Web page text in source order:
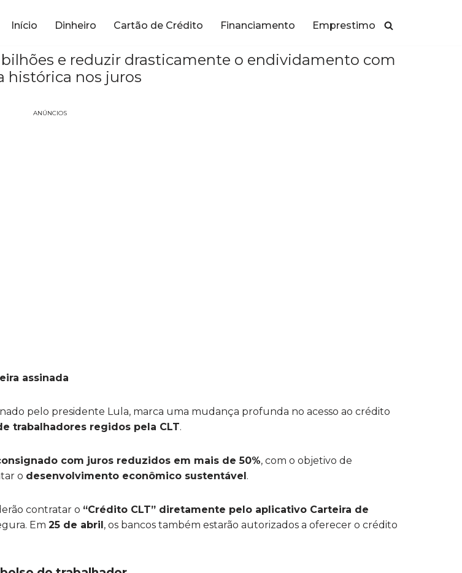
Início Dinheiro Cartão de Crédito Financiamento Emprestimo
e reduzir drasticamente o endividamento com
histórica nos juros
ANÚNCIOS
assinada
pelo presidente Lula, marca uma mudança profunda no acesso ao crédito
trabalhadores regidos pela CLT.
com juros reduzidos em mais de 50%, com o objetivo de
o desenvolvimento econômico sustentável.
contratar o “Crédito CLT” diretamente pelo aplicativo Carteira de
Em 25 de abril, os bancos também estarão autorizados a oferecer o crédito